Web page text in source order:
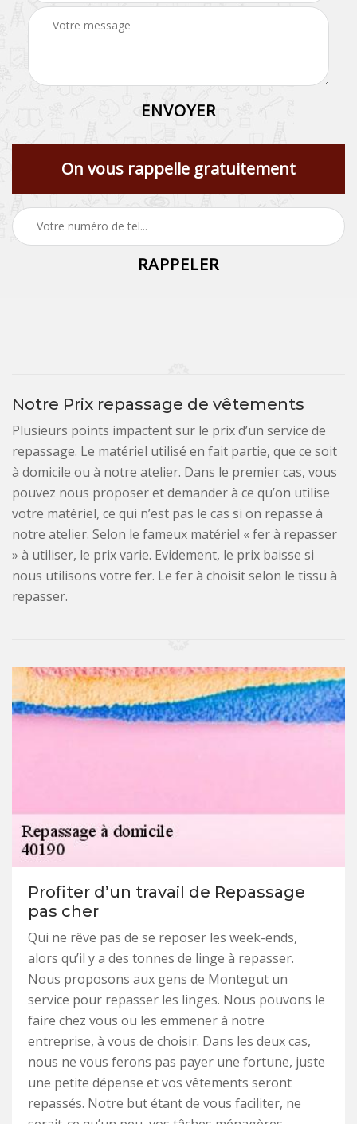
On vous rappelle gratuitement
Notre Prix repassage de vêtements
Plusieurs points impactent sur le prix d’un service de
repassage. Le matériel utilisé en fait partie, que ce soit
à domicile ou à notre atelier. Dans le premier cas, vous
pouvez nous proposer et demander à ce qu’on utilise
votre matériel, ce qui n’est pas le cas si on repasse à
notre atelier. Selon le fameux matériel « fer à repasser
» à utiliser, le prix varie. Evidement, le prix baisse si
nous utilisons votre fer. Le fer à choisit selon le tissu à
repasser.
Profiter d’un travail de Repassage
pas cher
Qui ne rêve pas de se reposer les week-ends,
alors qu’il y a des tonnes de linge à repasser.
Nous proposons aux gens de Montegut un
service pour repasser les linges. Nous pouvons le
faire chez vous ou les emmener à notre
entreprise, à vous de choisir. Dans les deux cas,
nous ne vous ferons pas payer une fortune, juste
une petite dépense et vos vêtements seront
repassés. Notre but étant de vous faciliter, ne